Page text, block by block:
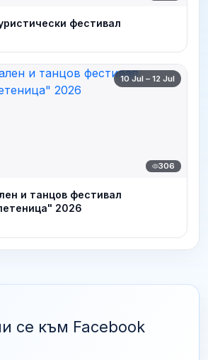
фестивал
10 Jul – 12 Jul
306
и танцов фестивал
2026
се към Facebook